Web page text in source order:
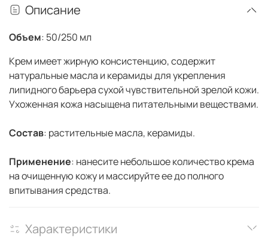
Описание
Объем: 50/250 мл
Крем имеет жирную консистенцию, содержит
натуральные масла и керамиды для укрепления
липидного барьера сухой чувствительной зрелой кожи.
Ухоженная кожа насыщена питательными веществами.
Состав: растительные масла, керамиды.
Применение: нанесите небольшое количество крема
на очищенную кожу и массируйте ее до полного
впитывания средства.
Характеристики